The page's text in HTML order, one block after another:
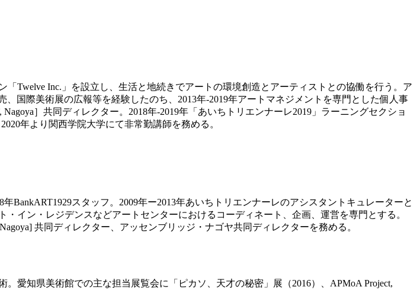
Twelve Inc.」を設立し、生活と地続きでアートの環境創造とアーティストとの協働を行う。ア
、国際美術展の広報等を経験したのち、2013年-2019年アートマネジメントを専門とした個人事
］共同ディレクター。2018年-2019年「あいちトリエンナーレ2019」ラーニングセクショ
年より関西学院大学にて非常勤講師を務める。
BankART1929スタッフ。2009年ー2013年あいちトリエンナーレのアシスタントキュレーターと
イン・レジデンスなどアートセンターにおけるコーディネート、企画、運営を専門とする。
共同ディレクター、アッセンブリッジ・ナゴヤ共同ディレクターを務める。
愛知県美術館での主な担当展覧会に「ピカソ、天才の秘密」展（2016）、APMoA Project,